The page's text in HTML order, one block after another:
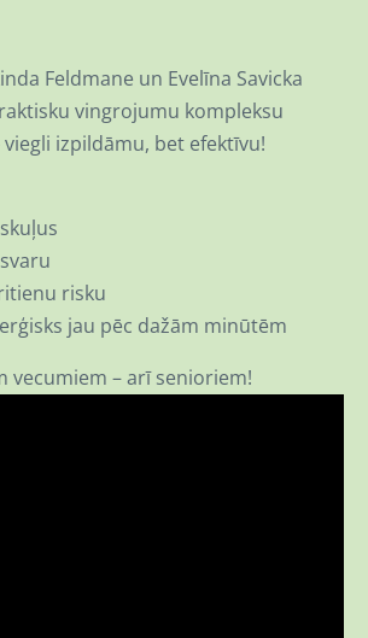
Feldmane un Evelīna Savicka
vingrojumu kompleksu
viegli izpildāmu, bet efektīvu!
risku
jau pēc dažām minūtēm
vecumiem – arī senioriem!